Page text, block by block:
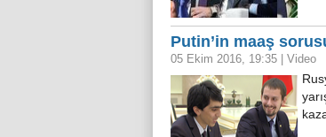
Putin’in maaş
05 Ekim 2016, 19:35 Video